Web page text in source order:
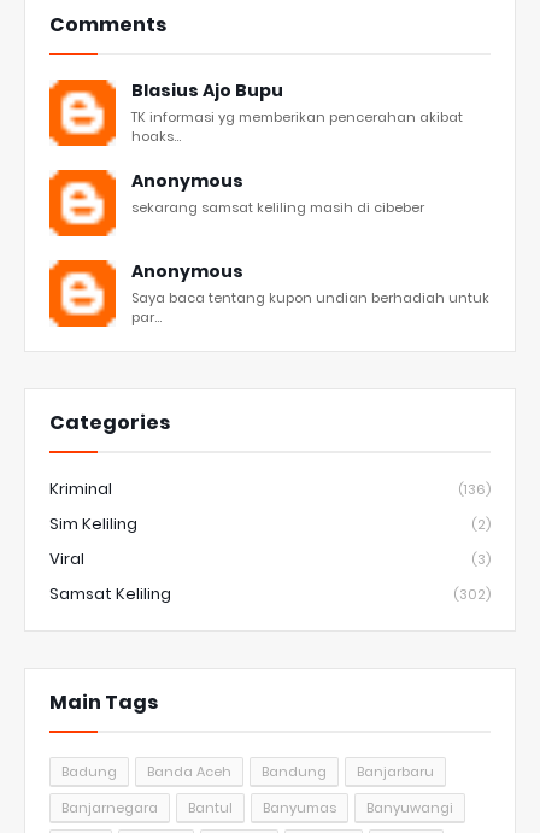
Comments
Blasius Ajo Bupu
TK informasi yg memberikan pencerahan akibat
hoaks...
Anonymous
sekarang samsat keliling masih di cibeber
Anonymous
Saya baca tentang kupon undian berhadiah untuk
par...
Categories
Kriminal (136)
Sim Keliling (2)
Viral (3)
Samsat Keliling (302)
Main Tags
Badung Banda Aceh Bandung
Banjarbaru
Banjarnegara
Bantul Banyumas
Banyuwangi